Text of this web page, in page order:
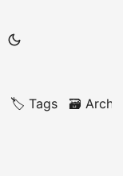
🏷️ Tags 🗃️